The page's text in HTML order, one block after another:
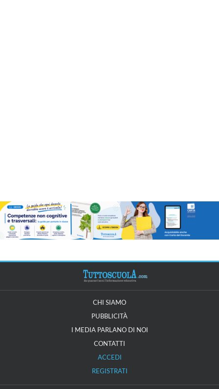
CHI SIAMO
PUBBLICITÀ
I MEDIA PARLANO DI NOI
CONTATTI
ACCEDI
REGISTRATI